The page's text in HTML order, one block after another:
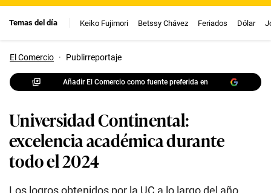
Temas del día Keiko Fujimori Betssy Chávez Feriados Dólar
El Comercio · Publirreportaje
Añadir El Comercio como fuente preferida en
Universidad Continental:
excelencia académica durante
todo el 2024
Los logros obtenidos por la UC a lo largo del año,